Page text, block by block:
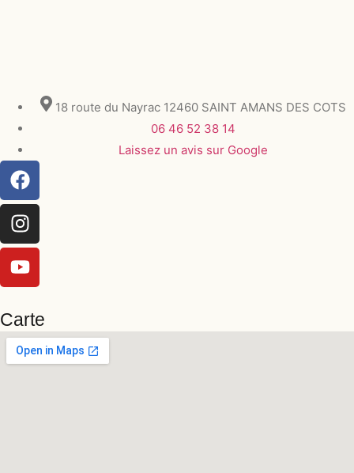
18 route du Nayrac 12460 SAINT AMANS DES COTS
06 46 52 38 14
Laissez un avis sur Google
Carte